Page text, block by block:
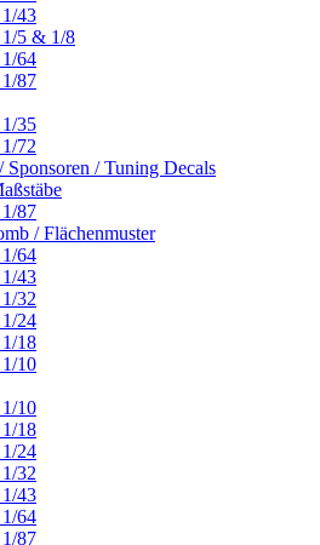
43
5 & 1/8
64
87
35
72
Sponsoren / Tuning Decals
87
/ Flächenmuster
64
43
32
24
18
10
10
18
24
32
43
64
87